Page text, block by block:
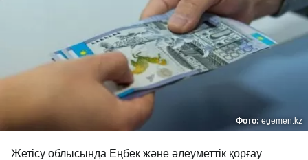
Фото: egemen.kz
Жетісу облысында Еңбек және әлеуметтік қорғау